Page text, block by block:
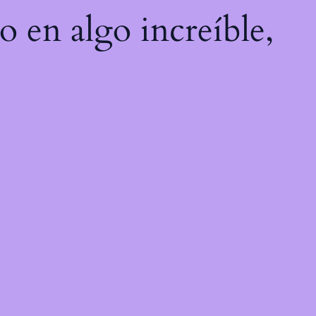
en algo increíble,